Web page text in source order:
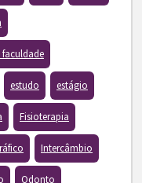
estudo estágio
Fisioterapia
Intercâmbio
Odonto